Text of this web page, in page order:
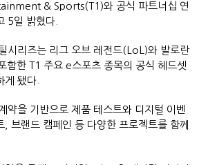
& Sports(T1)와 공식 파트너십 연
5일 밝혔다.
시리즈는 리그 오브 레전드(LoL)와 발로란
함한 T1 주요 e스포츠 종목의 공식 헤드셋
게 됐다.
약을 기반으로 제품 테스트와 디지털 이벤
브랜드 캠페인 등 다양한 프로젝트를 함께